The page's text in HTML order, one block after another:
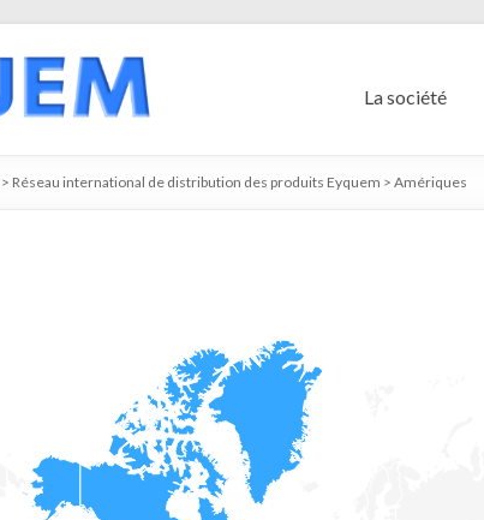
La société
> Réseau international de distribution des produits Eyquem > Amériques